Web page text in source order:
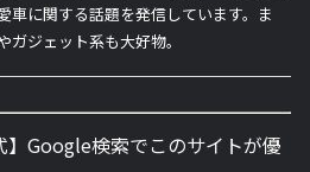
車に関する話題を発信しています。ま
ガジェット系も大好物。
】Google検索でこのサイトが優